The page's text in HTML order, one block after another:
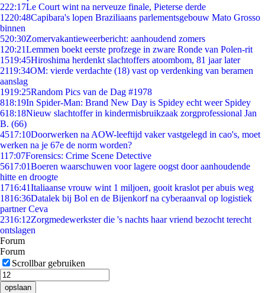
222:17Le Court wint na nerveuze finale, Pieterse derde
1220:48Capibara's lopen Braziliaans parlementsgebouw Mato Grosso
binnen
520:30Zomervakantieweerbericht: aanhoudend zomers
1 20:21Lemmen boekt eerste profzege in zware Ronde van Polen-rit
1519:45Hiroshima herdenkt slachtoffers atoombom, 81 jaar later
2119:34OM: vierde verdachte (18) vast op verdenking van beramen
aanslag
1919:25Random Pics van de Dag #1978
818:19In Spider-Man: Brand New Day is Spidey echt weer Spidey
618:18Nieuw slachtoffer in kindermisbruikzaak zorgprofessional Jan
B. (66)
4517:10Doorwerken na AOW-leeftijd vaker vastgelegd in cao's, moet
werken na je 67e de norm worden?
117:07Forensics: Crime Scene Detective
5617:01Boeren waarschuwen voor lagere oogst door aanhoudende
hitte en droogte
1716:41Italiaanse vrouw wint 1 miljoen, gooit kraslot per abuis weg
1816:36Datalek bij Bol en de Bijenkorf na cyberaanval op logistiek
partner Ceva
2316:12Zorgmedewerkster die 's nachts haar vriend bezocht terecht
ontslagen
Forum
Forum
Scrollbar gebruiken
opslaan